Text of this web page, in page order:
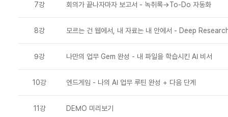
7강 회의가 끝나자마자 보고서 - 녹취록→To-Do 자동화
8강 모르는 건 웹에서, 내 자료는 내 안에서 - Deep
9강 나만의 업무 Gem 완성 - 내 파일을 학습시킨 AI 비서
10강 엔드게임 - 나의 AI 업무 루틴 완성 + 다음 단계
11강 DEMO 미리보기